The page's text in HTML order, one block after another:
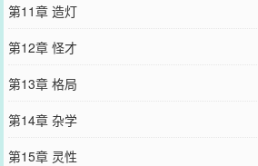
第11章 造灯
第12章 怪才
第13章 格局
第14章 杂学
第15章 灵性